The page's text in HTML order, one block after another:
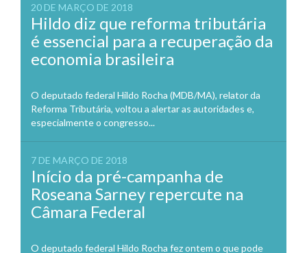
20 DE MARÇO DE 2018
Hildo diz que reforma tributária
é essencial para a recuperação da
economia brasileira
O deputado federal Hildo Rocha (MDB/MA), relator da
Reforma Tributária, voltou a alertar as autoridades e,
especialmente o congresso...
7 DE MARÇO DE 2018
Início da pré-campanha de
Roseana Sarney repercute na
Câmara Federal
O deputado federal Hildo Rocha fez ontem o que pode